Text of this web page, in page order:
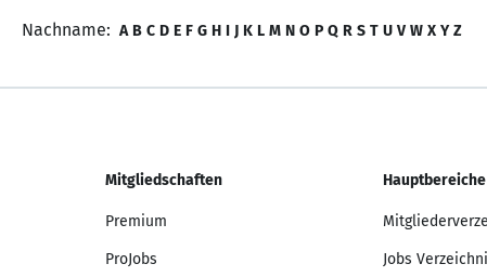
Nachname: A B C D E F G H I J K L M N O P Q R S T U V W X Y Z
Mitgliedschaften
Premium
ProJobs
Hauptbereiche
Jobs